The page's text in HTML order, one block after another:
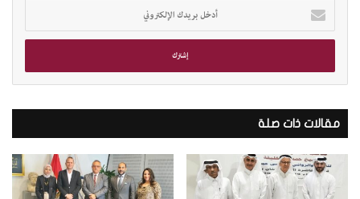
خ
ب
ي
د
ك
ا
ل
إ
مقالات ذات صلة